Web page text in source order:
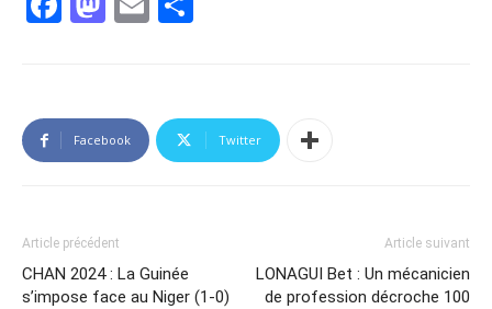
Facebook Twitter
Article précédent
CHAN 2024 : La Guinée
s’impose face au Niger (1-0)
Article suivant
LONAGUI Bet : Un mécanicien
de profession décroche 100